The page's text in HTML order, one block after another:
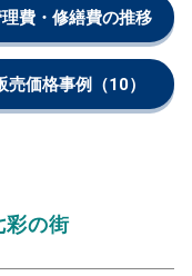
費・修繕費の推移
売価格事例 （10）
彩の街